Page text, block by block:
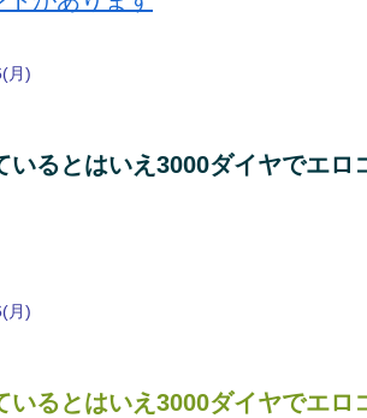
月)
いるとはいえ3000ダイヤでエ
月)
いるとはいえ3000ダイヤでエ